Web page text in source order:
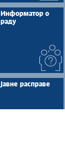
Информатор о
раду
Јавне расправе